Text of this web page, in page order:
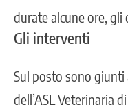
durate alcune ore, gli
Gli interventi
Sul posto sono
dell’ASL Veterinaria